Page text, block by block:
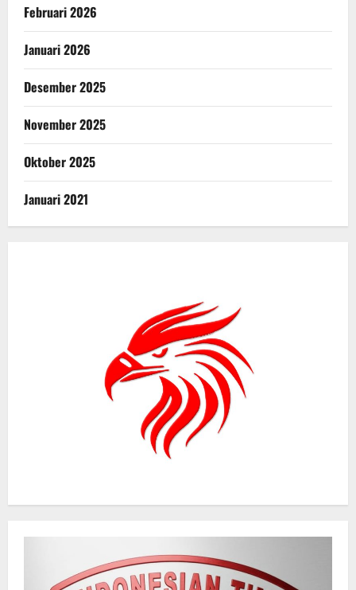
Februari 2026
Januari 2026
Desember 2025
November 2025
Oktober 2025
Januari 2021